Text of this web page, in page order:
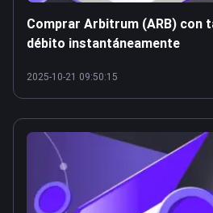
Comprar Arbitrum (ARB) con
débito instantáneamente
2025-10-21 09:50:15